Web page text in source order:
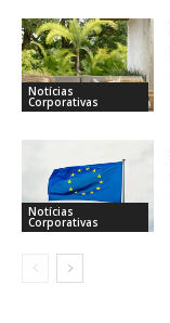
Notícias
Corporativas
Notícias
Corporativas